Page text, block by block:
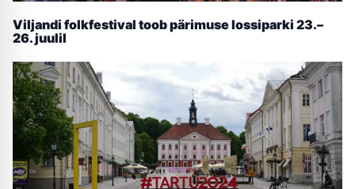
Viljandi folkfestival toob pärimuse lossiparki 23.–
26. juulil